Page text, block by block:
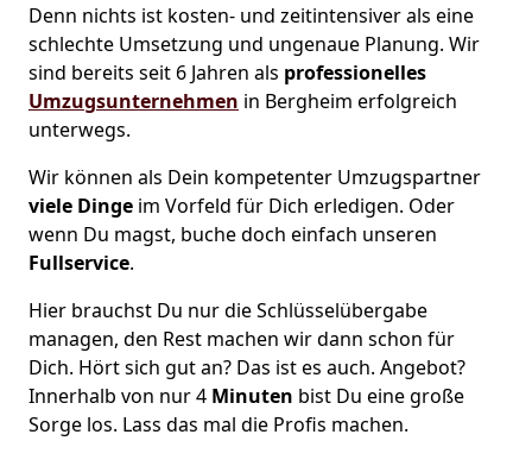
Denn nichts ist kosten- und zeitintensiver als eine
schlechte Umsetzung und ungenaue Planung. Wir
sind bereits seit 6 Jahren als professionelles
Umzugsunternehmen in Bergheim erfolgreich
unterwegs.
Wir können als Dein kompetenter Umzugspartner
viele Dinge im Vorfeld für Dich erledigen. Oder
wenn Du magst, buche doch einfach unseren
Fullservice.
Hier brauchst Du nur die Schlüsselübergabe
managen, den Rest machen wir dann schon für
Dich. Hört sich gut an? Das ist es auch. Angebot?
Innerhalb von nur 4 Minuten bist Du eine große
Sorge los. Lass das mal die Profis machen.